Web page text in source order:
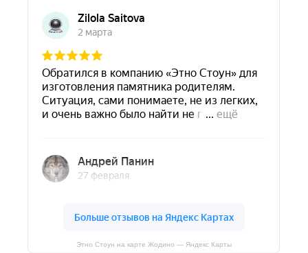
Этно Стоун на карте Жодино — Яндекс Карты